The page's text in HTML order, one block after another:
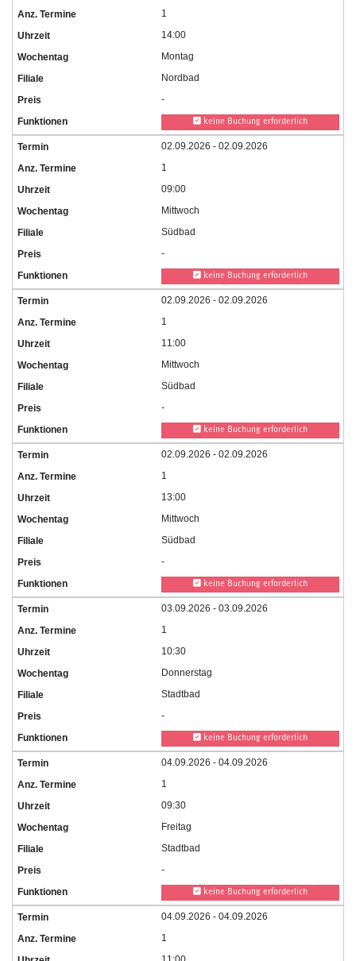
1
14:00
Montag
Nordbad
-
keine Buchung erforderlich
02.09.2026 - 02.09.2026
1
09:00
Mittwoch
Südbad
-
keine Buchung erforderlich
02.09.2026 - 02.09.2026
1
11:00
Mittwoch
Südbad
-
keine Buchung erforderlich
02.09.2026 - 02.09.2026
1
13:00
Mittwoch
Südbad
-
keine Buchung erforderlich
03.09.2026 - 03.09.2026
1
10:30
Donnerstag
Stadtbad
-
keine Buchung erforderlich
04.09.2026 - 04.09.2026
1
09:30
Freitag
Stadtbad
-
keine Buchung erforderlich
04.09.2026 - 04.09.2026
1